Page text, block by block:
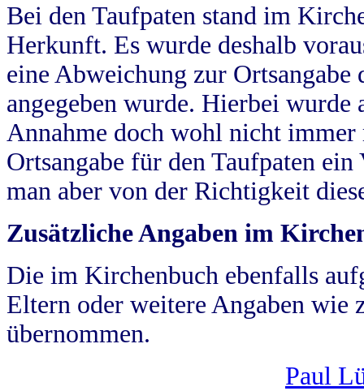
Bei den Taufpaten stand im
Herkunft. Es wurde deshalb
eine Abweichung zur
angegeben wurde. Hierbei wurde
Annahme doch wohl nicht
Ortsangabe für den Taufpaten
man aber von der Richtigkeit
Zusätzliche Angaben im
Die im Kirchenbuch ebenfalls
Eltern oder weitere Angaben wie
übernommen.
Paul